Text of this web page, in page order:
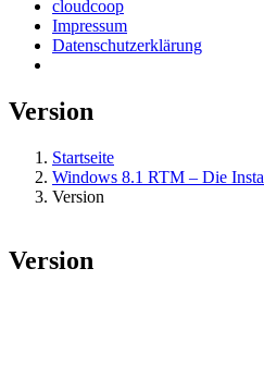
cloudcoop
Impressum
Datenschutzerklärung
Version
Startseite
Windows 8.1 RTM – Die
Version
Version